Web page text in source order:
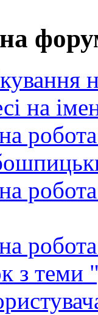
на
з теми